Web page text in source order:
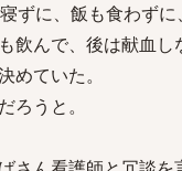
ずに、飯も食わずに
飲んで、後は献血
めていた。
ろうと。